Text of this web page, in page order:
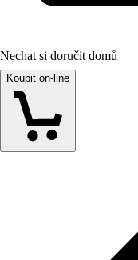
Nechat si doručit domů
Koupit on-line